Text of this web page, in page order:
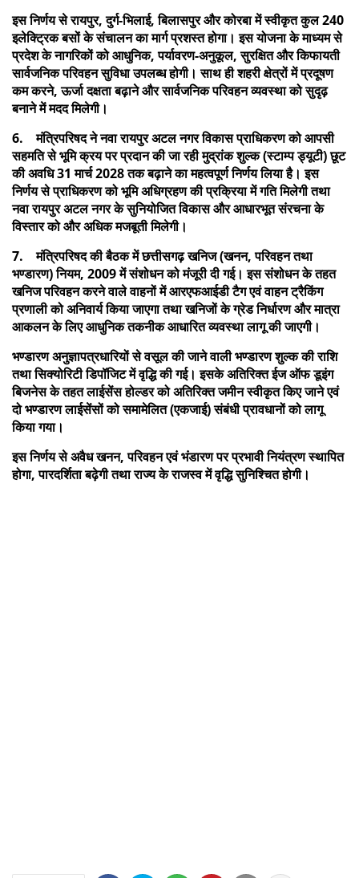
इस निर्णय से रायपुर, दुर्ग-भिलाई, बिलासपुर और कोरबा में स्वीकृत कुल 240
इलेक्ट्रिक बसों के संचालन का मार्ग प्रशस्त होगा। इस योजना के माध्यम से
प्रदेश के नागरिकों को आधुनिक, पर्यावरण-अनुकूल, सुरक्षित और किफायती
सार्वजनिक परिवहन सुविधा उपलब्ध होगी। साथ ही शहरी क्षेत्रों में प्रदूषण
कम करने, ऊर्जा दक्षता बढ़ाने और सार्वजनिक परिवहन व्यवस्था को सुदृढ़
बनाने में मदद मिलेगी।
6. मंत्रिपरिषद ने नवा रायपुर अटल नगर विकास प्राधिकरण को आपसी
सहमति से भूमि क्रय पर प्रदान की जा रही मुद्रांक शुल्क (स्टाम्प ड्यूटी) छूट
की अवधि 31 मार्च 2028 तक बढ़ाने का महत्वपूर्ण निर्णय लिया है। इस
निर्णय से प्राधिकरण को भूमि अधिग्रहण की प्रक्रिया में गति मिलेगी तथा
नवा रायपुर अटल नगर के सुनियोजित विकास और आधारभूत संरचना के
विस्तार को और अधिक मजबूती मिलेगी।
7. मंत्रिपरिषद की बैठक में छत्तीसगढ़ खनिज (खनन, परिवहन तथा
भण्डारण) नियम, 2009 में संशोधन को मंजूरी दी गई। इस संशोधन के तहत
खनिज परिवहन करने वाले वाहनों में आरएफआईडी टैग एवं वाहन ट्रैकिंग
प्रणाली को अनिवार्य किया जाएगा तथा खनिजों के ग्रेड निर्धारण और मात्रा
आकलन के लिए आधुनिक तकनीक आधारित व्यवस्था लागू की जाएगी।
भण्डारण अनुज्ञापत्रधारियों से वसूल की जाने वाली भण्डारण शुल्क की राशि
तथा सिक्योरिटी डिपॉजिट में वृद्धि की गई। इसके अतिरिक्त ईज ऑफ डूइंग
बिजनेस के तहत लाईसेंस होल्डर को अतिरिक्त जमीन स्वीकृत किए जाने एवं
दो भण्डारण लाईसेंसों को समामेलित (एकजाई) संबंधी प्रावधानों को लागू
किया गया।
इस निर्णय से अवैध खनन, परिवहन एवं भंडारण पर प्रभावी नियंत्रण स्थापित
होगा, पारदर्शिता बढ़ेगी तथा राज्य के राजस्व में वृद्धि सुनिश्चित होगी।